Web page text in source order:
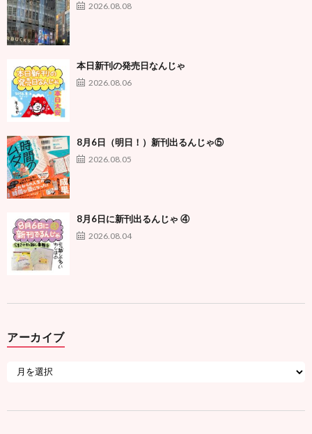
2026.08.08
本日新刊の発売日なんじゃ
2026.08.06
8月6日（明日！）新刊出るんじゃ⑤
2026.08.05
8月6日に新刊出るんじゃ ④
2026.08.04
アーカイブ